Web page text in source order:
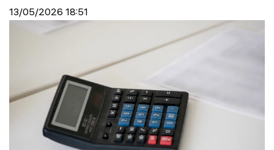
13/05/2026 18:51